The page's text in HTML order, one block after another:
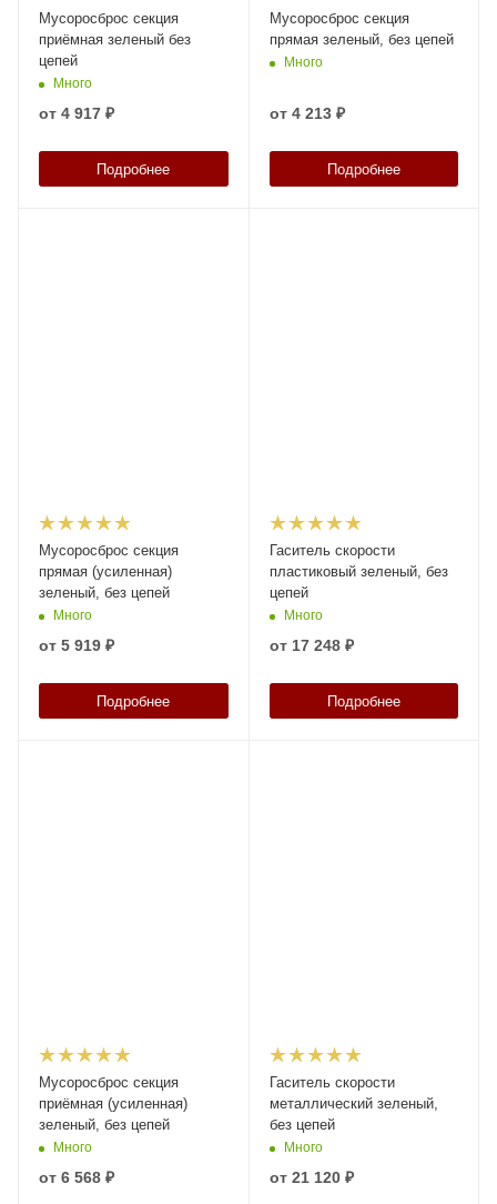
Мусоросброс секция
приёмная зеленый без
цепей
Много
от 4 917 ₽
Подробнее
Мусоросброс секция
прямая зеленый, без цепей
Много
от 4 213 ₽
Подробнее
Мусоросброс секция
прямая (усиленная)
зеленый, без цепей
Много
от 5 919 ₽
Подробнее
Гаситель скорости
пластиковый зеленый, без
цепей
Много
от 17 248 ₽
Подробнее
Мусоросброс секция
приёмная (усиленная)
зеленый, без цепей
Много
от 6 568 ₽
Гаситель скорости
металлический зеленый,
без цепей
Много
от 21 120 ₽